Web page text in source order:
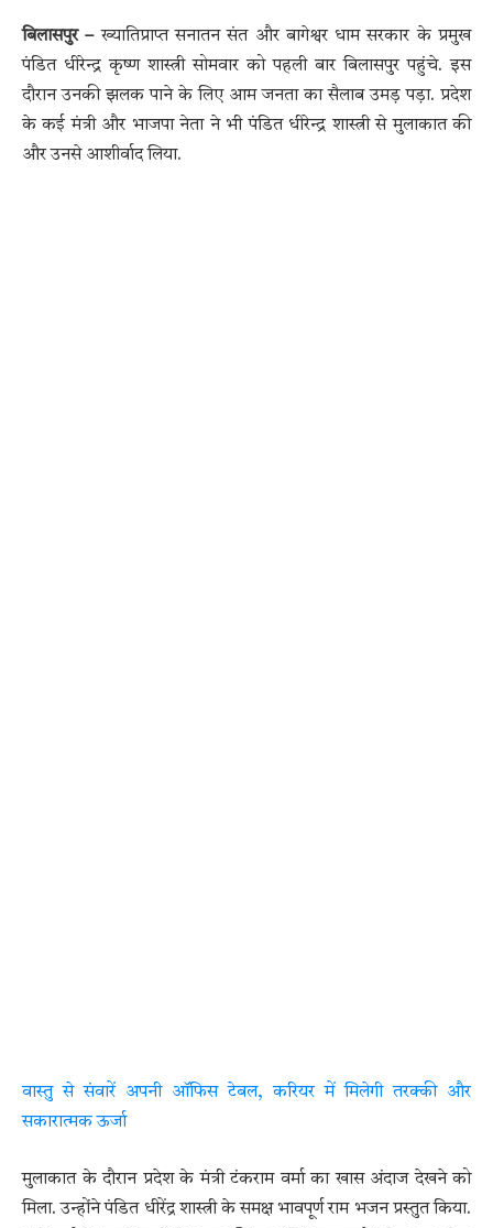
बिलासपुर –ख्यातिप्राप्त सनातन संत और बागेश्वर धाम सरकार के प्रमुख
पंडित धीरेन्द्र कृष्ण शास्त्री सोमवार को पहली बार बिलासपुर पहुंचे. इस
दौरान उनकी झलक पाने के लिए आम जनता का सैलाब उमड़ पड़ा. प्रदेश
के कई मंत्री और भाजपा नेता ने भी पंडित धीरेन्द्र शास्त्री से मुलाकात की
और उनसे आशीर्वाद लिया.
वास्तु से संवारें अपनी ऑफिस टेबल, करियर में मिलेगी तरक्की और
सकारात्मक ऊर्जा
मुलाकात के दौरान प्रदेश के मंत्री टंकराम वर्मा का खास अंदाज देखने को
मिला. उन्होंने पंडित धीरेंद्र शास्त्री के समक्ष भावपूर्ण राम भजन प्रस्तुत किया.